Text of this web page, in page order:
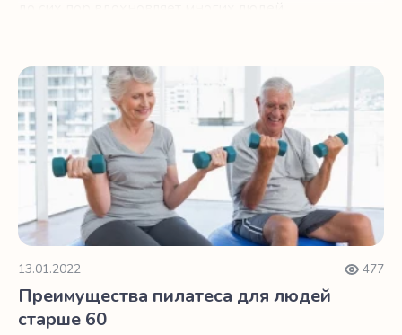
Преимущества пилатеса для людей старше 60
13.01.2022 477
Преимущества пилатеса для людей
старше 60